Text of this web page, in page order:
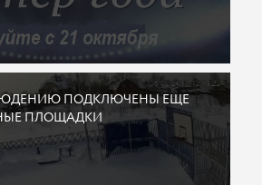
ПОДКЛЮЧЕНЫ ЕЩЕ
ПЛОЩАДКИ